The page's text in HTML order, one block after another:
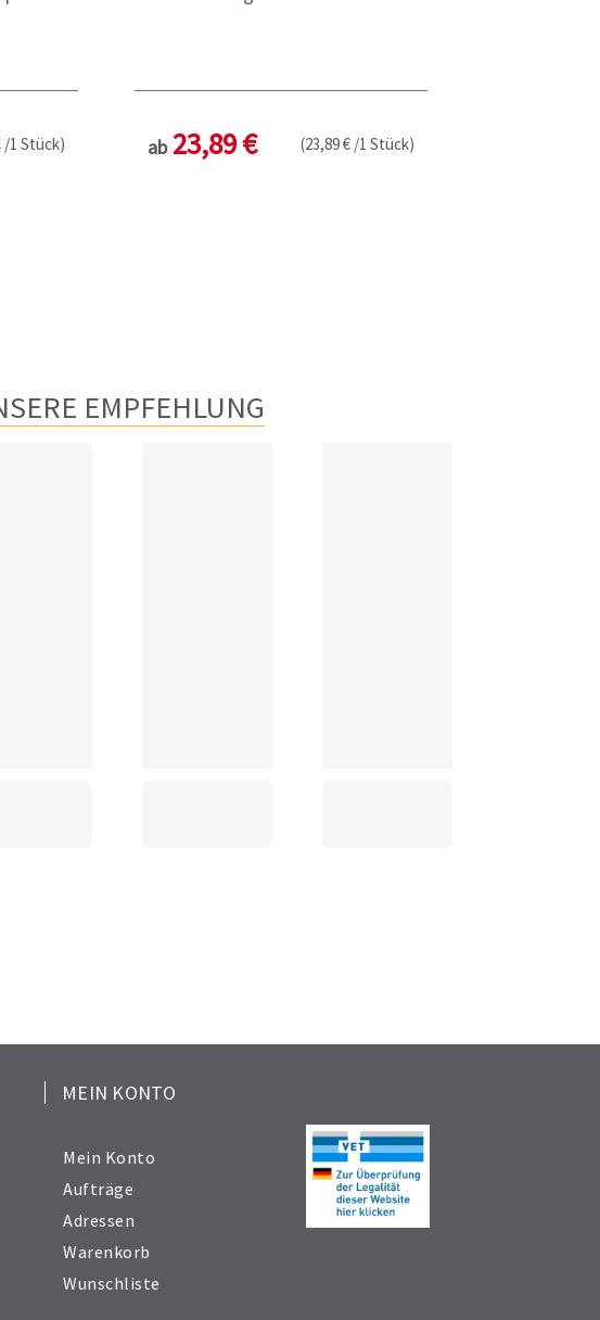
/1 Stück) ab 23,89 € (23,89 € /1 Stück)
EMPFEHLUNG
MEIN KONTO
Mein Konto
Aufträge
Adressen
Warenkorb
Wunschliste